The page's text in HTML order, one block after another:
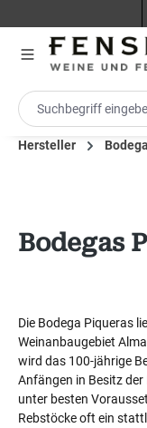
Hersteller
Bodegas
Die Bodega Piqueras
Weinanbaugebiet
wird das 100-jährige
Anfängen in Besitz
unter besten
Rebstöcke oft ein